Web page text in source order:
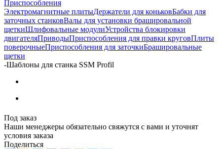
Приспособления
Электромагнитные плитыДержатели для коньковБабки для
заточных станковВалы для установки брашировальной
щеткиШлифовальные модулиУстройства блокировки
двигателяПриводыПриспособления для правки круговПлиты
поверочныеПриспособления для заточкиБрашировальные
щетки
-Шаблоны для станка SSM Profil
Под заказ
Наши менеджеры обязательно свяжутся с вами и уточнят
условия заказа
Поделиться